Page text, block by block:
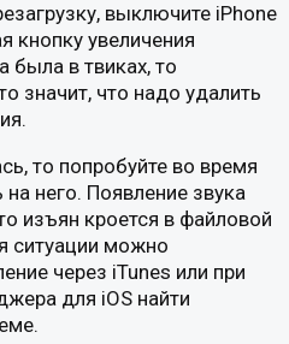
выключите iPhone
кнопку увеличения
была в твиках, то
значит, что надо удалить
то попробуйте во время
него. Появление звука
изъян кроется в файловой
ситуации можно
через iTunes или при
для iOS найти